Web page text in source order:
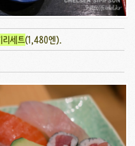
리세트(1,480엔).